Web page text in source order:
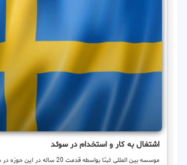
اشتغال به کار و استخدام در سوئد
موسسه بین المللی ثبتا بواسطه قدمت